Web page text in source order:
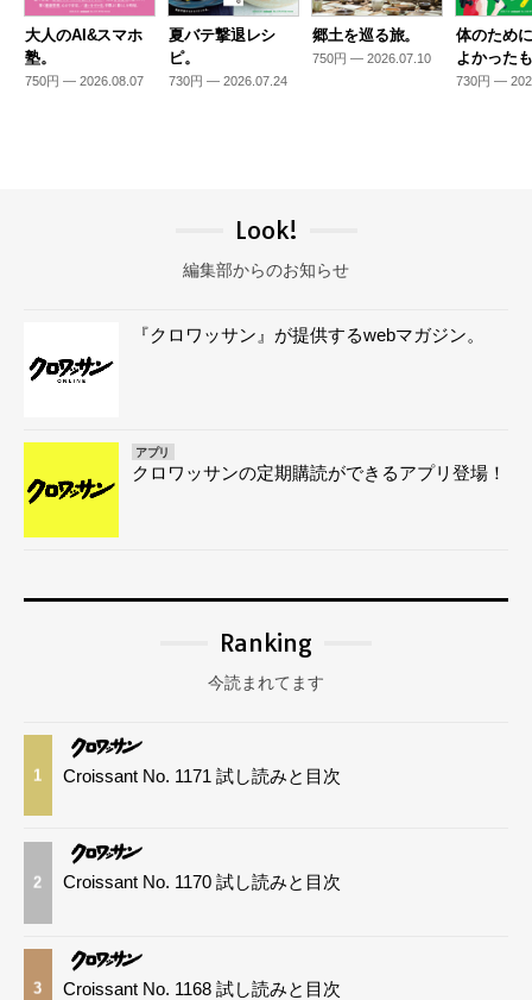
大人のAI&スマホ
塾。
750円 — 2026.08.07
夏バテ撃退レシ
ピ。
730円 — 2026.07.24
郷土を巡る旅。
750円 — 2026.07.10
体のため
よかった
730円 —
Look!
編集部からのお知らせ
『クロワッサン』が提供するwebマガジン。
アプリ
クロワッサンの定期購読ができるアプリ登場！
Ranking
今読まれてます
1 Croissant No. 1171 試し読みと目次
2 Croissant No. 1170 試し読みと目次
3 Croissant No. 1168 試し読みと目次